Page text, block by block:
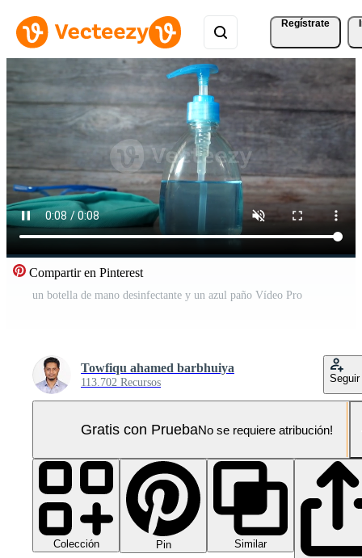
Regístrate
Compartir en Pinterest
un botella de mano desinfectante y un azul paño Vídeo Pro
Towfiqu ahamed barbhuiya
113.702 Recursos Seguir
Gratis con PruebaNo se requiere atribución!
Colección Pin
Similar